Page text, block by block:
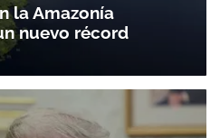
la Amazonía
nuevo récord